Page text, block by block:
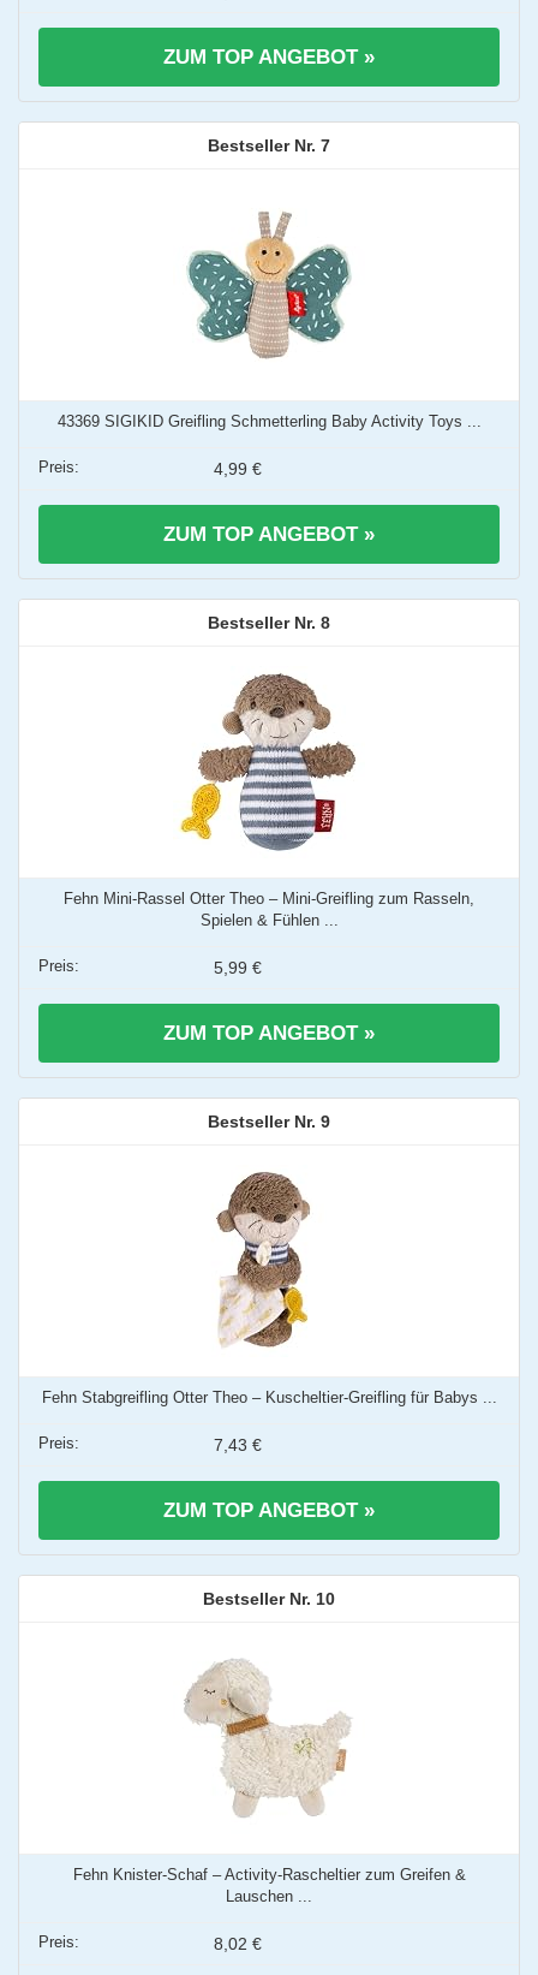
ZUM TOP ANGEBOT »
7
43369 SIGIKID Greifling Schmetterling Baby Activity Toys ...
4,99 €
ZUM TOP ANGEBOT »
8
Fehn Mini-Rassel Otter Theo – Mini-Greifling zum Rasseln,
Spielen & Fühlen ...
5,99 €
ZUM TOP ANGEBOT »
9
Fehn Stabgreifling Otter Theo – Kuscheltier-Greifling für Babys ...
7,43 €
ZUM TOP ANGEBOT »
10
Fehn Knister-Schaf – Activity-Rascheltier zum Greifen &
Lauschen ...
8,02 €